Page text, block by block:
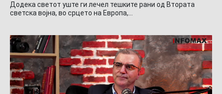
Додека светот уште ги лечел тешките рани од Втората
светска војна, во срцето на Европа,…